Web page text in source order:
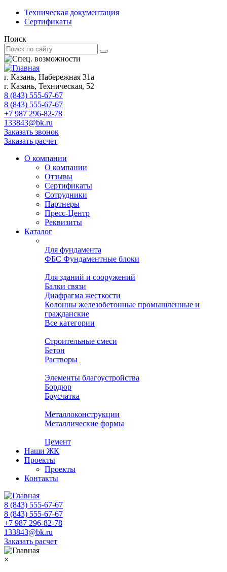
Техническая документация
Сертификаты
Поиск
г. Казань, Набережная 31а
г. Казань, Техническая, 52
8 (843) 555-67-67
8 (843) 555-67-67
+7 987 296-82-78
133843@bk.ru
Заказать звонок
Заказать расчет
О компании
О компании
Отзывы
Сертификаты
Сотрудники
Партнеры
Пресс-Центр
Реквизиты
Каталог
Для фундамента
ФБС Фундаментные блоки
Для зданий и сооружений
Балки связи
Диафрагма жесткости
Колонны железобетонные промышленные и
гражданские
Все категории
Строительные смеси
Бетон
Растворы
Элементы благоустройства
Бордюр
Брусчатка
Металлоконструкции
Металлические формы
Цемент
Наши ЖК
Проекты
Проекты
Контакты
8 (843) 555-67-67
8 (843) 555-67-67
+7 987 296-82-78
133843@bk.ru
Заказать расчет
×